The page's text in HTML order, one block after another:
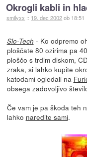
Okrogli kabli in
smilyxx :: 19. dec 2002ob 18:51
Slo-Tech - Ko odpremo
ploščate 80 ozirima pa
ploščo s trdim diskom,
zraka, si lahko kupite
katodami ogledali na
obsega zadovoljivo
Če vam je pa škoda teh
lahko naredite sami.